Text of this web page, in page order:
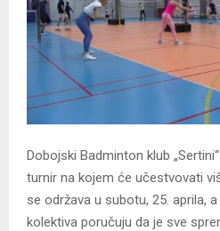
Dobojski Badminton klub
turnir na kojem će učestvovati
se održava u subotu, 25. aprila,
kolektiva poručuju da je sve